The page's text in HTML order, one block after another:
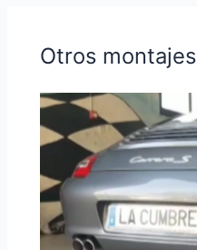
Otros montajes